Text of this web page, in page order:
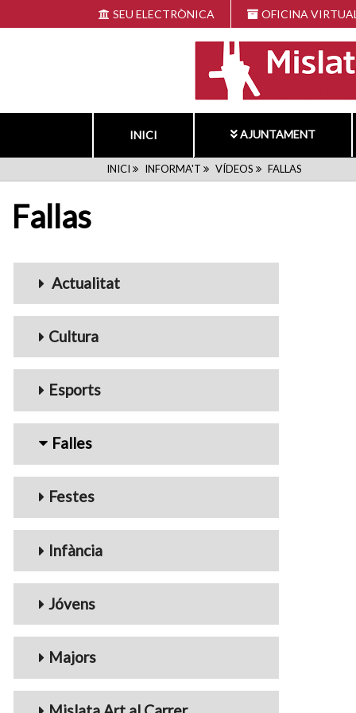
al
SEU ELECTRÒNICA OFICINA
INICI AJUNTAMENT
FIL
INICI INFORMA'T VÍDEOS FALLAS
Fallas
Menu_Videos
Actualitat
Cultura
Esports
Falles
Festes
Infància
Jóvens
Majors